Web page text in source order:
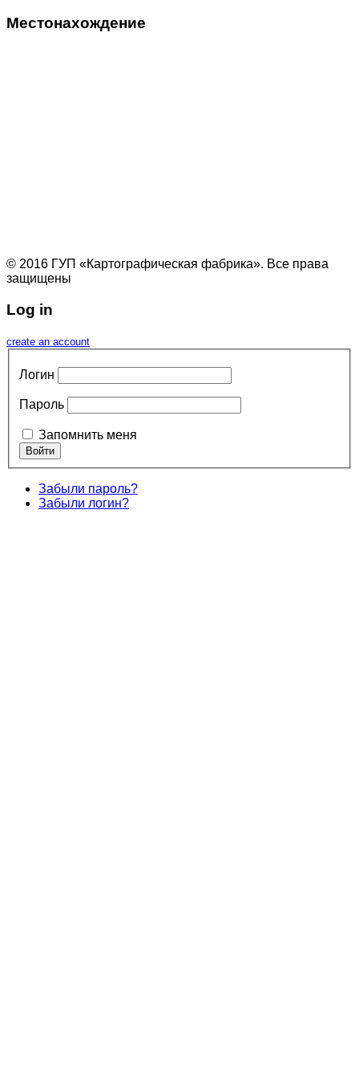
Местонахождение
© 2016 ГУП «Картографическая фабрика». Все права
защищены
Log in
create an account
Логин
Пароль
Запомнить меня
Забыли пароль?
Забыли логин?